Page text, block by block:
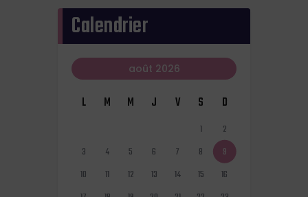
Calendrier
août 2026
L M M J V S D
1
2
3
4 5 6 7 8
9
10
11 12 13 14 15
16